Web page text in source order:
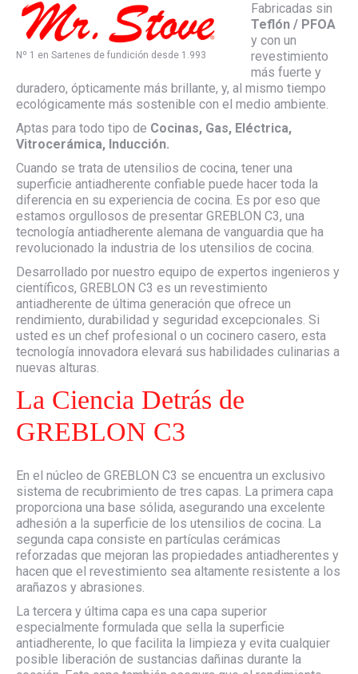
Nº 1 en Sartenes de fundición desde 1.993
Fabricadas sin
Teflón / PFOA
y con un
revestimiento
más fuerte y
duradero, ópticamente más brillante, y, al mismo tiempo
ecológicamente más sostenible con el medio ambiente.
Aptas para todo tipo de Cocinas, Gas, Eléctrica,
Vitrocerámica, Inducción.
Cuando se trata de utensilios de cocina, tener una
superficie antiadherente confiable puede hacer toda la
diferencia en su experiencia de cocina. Es por eso que
estamos orgullosos de presentar GREBLON C3, una
tecnología antiadherente alemana de vanguardia que ha
revolucionado la industria de los utensilios de cocina.
Desarrollado por nuestro equipo de expertos ingenieros y
científicos, GREBLON C3 es un revestimiento
antiadherente de última generación que ofrece un
rendimiento, durabilidad y seguridad excepcionales. Si
usted es un chef profesional o un cocinero casero, esta
tecnología innovadora elevará sus habilidades culinarias a
nuevas alturas.
La Ciencia Detrás de
GREBLON C3
En el núcleo de GREBLON C3 se encuentra un exclusivo
sistema de recubrimiento de tres capas. La primera capa
proporciona una base sólida, asegurando una excelente
adhesión a la superficie de los utensilios de cocina. La
segunda capa consiste en partículas cerámicas
reforzadas que mejoran las propiedades antiadherentes y
hacen que el revestimiento sea altamente resistente a los
arañazos y abrasiones.
La tercera y última capa es una capa superior
especialmente formulada que sella la superficie
antiadherente, lo que facilita la limpieza y evita cualquier
posible liberación de sustancias dañinas durante la